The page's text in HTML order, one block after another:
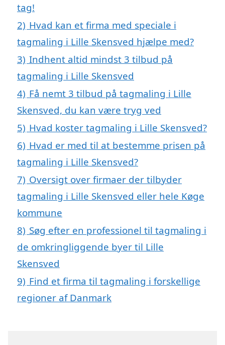
tag!
2) Hvad kan et firma med speciale i
tagmaling i Lille Skensved hjælpe med?
3) Indhent altid mindst 3 tilbud på
tagmaling i Lille Skensved
4) Få nemt 3 tilbud på tagmaling i Lille
Skensved, du kan være tryg ved
5) Hvad koster tagmaling i Lille Skensved?
6) Hvad er med til at bestemme prisen på
tagmaling i Lille Skensved?
7) Oversigt over firmaer der tilbyder
tagmaling i Lille Skensved eller hele Køge
kommune
8) Søg efter en professionel til tagmaling i
de omkringliggende byer til Lille
Skensved
9) Find et firma til tagmaling i forskellige
regioner af Danmark